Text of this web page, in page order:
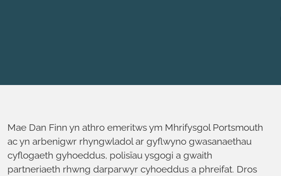
Mae Dan Finn yn athro emeritws ym Mhrifysgol Portsmouth
ac yn arbenigwr rhyngwladol ar gyflwyno gwasanaethau
cyflogaeth gyhoeddus, polisïau ysgogi a gwaith
partneriaeth rhwng darparwyr cyhoeddus a phreifat. Dros